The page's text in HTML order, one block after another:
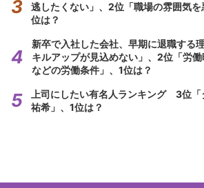
逃したくない」、2位「職場の雰囲気
位は？
新卒で入社した会社、早期に退職す
キルアップが見込めない」、2位「労
などの労働条件」、1位は？
上司にしたい有名人ランキング 3位
祐希」、1位は？